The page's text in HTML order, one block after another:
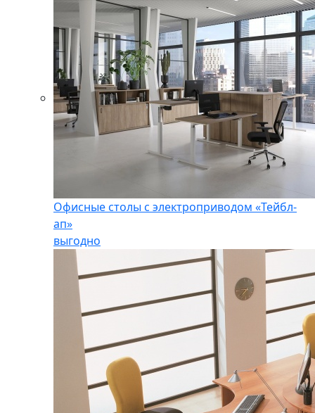
Офисные столы с электроприводом «Тейбл-
ап»
выгодно